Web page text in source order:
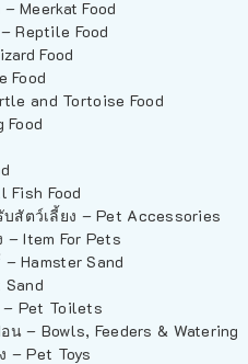
Meerkat Food
Reptile Food
Food
Food
and Tortoise Food
Food
Fish Food
ตว์เลี้ยง – Pet Accessories
– Item For Pets
Hamster Sand
– Pet Toilets
น – Bowls, Feeders & Watering
– Pet Toys